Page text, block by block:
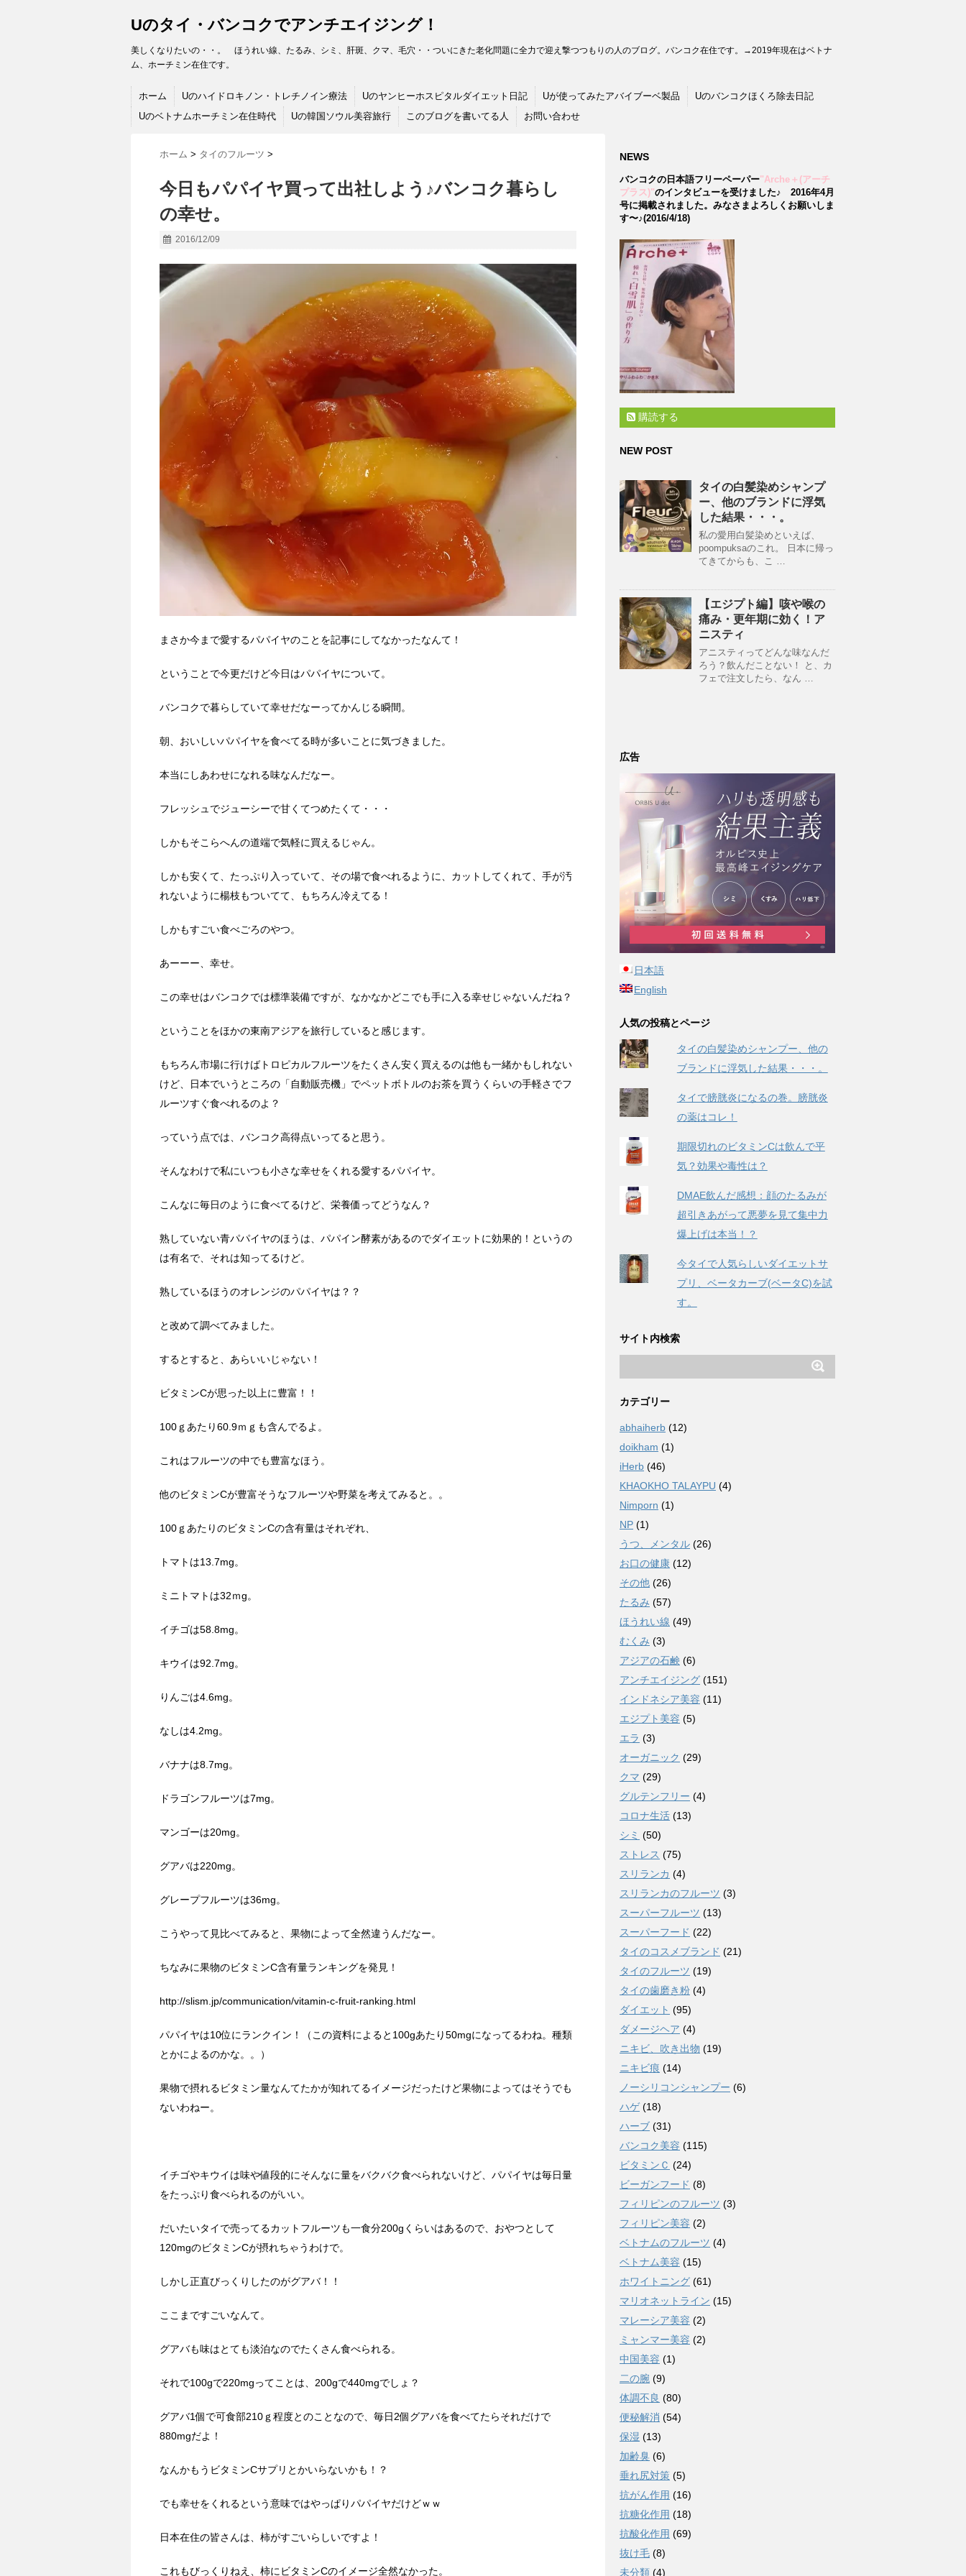
Uのタイ・バンコクでアンチエイジング！
美しくなりたいの・・。 ほうれい線、たるみ、シミ、肝斑、クマ、毛穴・・ついにきた老化問題に全力で迎え撃つつもりの人のブログ。バンコク在住です。→2019年現在はベトナ
ム、ホーチミン在住です。
ホーム Uのハイドロキノン・トレチノイン療法 Uのヤンヒーホスピタルダイエット日記 Uが使ってみたアバイブーベ製品
Uのバンコクほくろ除去日記
Uのベトナムホーチミン在住時代
Uの韓国ソウル美容旅行 このブログを書いてる人 お問い合わせ
ホーム > タイのフルーツ >
今日もパパイヤ買って出社しよう♪バンコク暮らし
の幸せ。
2016/12/09
まさか今まで愛するパパイヤのことを記事にしてなかったなんて！
ということで今更だけど今日はパパイヤについて。
バンコクで暮らしていて幸せだなーってかんじる瞬間。
朝、おいしいパパイヤを食べてる時が多いことに気づきました。
本当にしあわせになれる味なんだなー。
フレッシュでジューシーで甘くてつめたくて・・・
しかもそこらへんの道端で気軽に買えるじゃん。
しかも安くて、たっぷり入っていて、その場で食べれるように、カットしてくれて、手が汚
れないように楊枝もついてて、もちろん冷えてる！
しかもすごい食べごろのやつ。
あーーー、幸せ。
この幸せはバンコクでは標準装備ですが、なかなかどこでも手に入る幸せじゃないんだね？
ということをほかの東南アジアを旅行していると感じます。
もちろん市場に行けばトロピカルフルーツをたくさん安く買えるのは他も一緒かもしれない
けど、日本でいうところの「自動販売機」でペットボトルのお茶を買うくらいの手軽さでフ
ルーツすぐ食べれるのよ？
っていう点では、バンコク高得点いってると思う。
そんなわけで私にいつも小さな幸せをくれる愛するパパイヤ。
こんなに毎日のように食べてるけど、栄養価ってどうなん？
熟していない青パパイヤのほうは、パパイン酵素があるのでダイエットに効果的！というの
は有名で、それは知ってるけど。
熟しているほうのオレンジのパパイヤは？？
と改めて調べてみました。
するとすると、あらいいじゃない！
ビタミンCが思った以上に豊富！！
100ｇあたり60.9ｍｇも含んでるよ。
これはフルーツの中でも豊富なほう。
他のビタミンCが豊富そうなフルーツや野菜を考えてみると。。
100ｇあたりのビタミンCの含有量はそれぞれ、
トマトは13.7mg。
ミニトマトは32ｍg。
イチゴは58.8mg。
キウイは92.7mg。
りんごは4.6mg。
なしは4.2mg。
バナナは8.7mg。
ドラゴンフルーツは7mg。
マンゴーは20mg。
グアバは220mg。
グレープフルーツは36mg。
こうやって見比べてみると、果物によって全然違うんだなー。
ちなみに果物のビタミンC含有量ランキングを発見！
http://slism.jp/communication/vitamin-c-fruit-ranking.html
パパイヤは10位にランクイン！（この資料によると100gあたり50mgになってるわね。種類
とかによるのかな。。）
果物で摂れるビタミン量なんてたかが知れてるイメージだったけど果物によってはそうでも
ないわねー。
イチゴやキウイは味や値段的にそんなに量をバクバク食べられないけど、パパイヤは毎日量
をたっぷり食べられるのがいい。
だいたいタイで売ってるカットフルーツも一食分200gくらいはあるので、おやつとして
120mgのビタミンCが摂れちゃうわけで。
しかし正直びっくりしたのがグアバ！！
ここまですごいなんて。
グアバも味はとても淡泊なのでたくさん食べられる。
それで100gで220mgってことは、200gで440mgでしょ？
グアバ1個で可食部210ｇ程度とのことなので、毎日2個グアバを食べてたらそれだけで
880mgだよ！
なんかもうビタミンCサプリとかいらないかも！？
でも幸せをくれるという意味ではやっぱりパパイヤだけどｗｗ
日本在住の皆さんは、柿がすごいらしいですよ！
これもびっくりねえ、柿にビタミンCのイメージ全然なかった。
NEWS
バンコクの日本語フリーペーパー"Arche＋(アーチ
プラス)"のインタビューを受けました♪ 2016年4月
号に掲載されました。みなさまよろしくお願いしま
す〜♪(2016/4/18)
購読する
NEW POST
タイの白髪染めシャンプ
ー、他のブランドに浮気
した結果・・・。
私の愛用白髪染めといえば、
poompuksaのこれ。 日本に帰っ
てきてからも、こ …
【エジプト編】咳や喉の
痛み・更年期に効く！ア
ニスティ
アニスティってどんな味なんだ
ろう？飲んだことない！ と、カ
フェで注文したら、なん …
広告
日本語
English
人気の投稿とページ
タイの白髪染めシャンプー、他の
ブランドに浮気した結果・・・。
タイで膀胱炎になるの巻。膀胱炎
の薬はコレ！
期限切れのビタミンCは飲んで平
気？効果や毒性は？
DMAE飲んだ感想：顔のたるみが
超引きあがって悪夢を見て集中力
爆上げは本当！？
今タイで人気らしいダイエットサ
プリ、ベータカーブ(ベータC)を試
す。
サイト内検索
カテゴリー
abhaiherb (12)
doikham (1)
iHerb (46)
KHAOKHO TALAYPU (4)
Nimporn (1)
NP (1)
うつ、メンタル (26)
お口の健康 (12)
その他 (26)
たるみ (57)
ほうれい線 (49)
むくみ (3)
アジアの石鹸 (6)
アンチエイジング (151)
インドネシア美容 (11)
エジプト美容 (5)
エラ (3)
オーガニック (29)
クマ (29)
グルテンフリー (4)
コロナ生活 (13)
シミ (50)
ストレス (75)
スリランカ (4)
スリランカのフルーツ (3)
スーパーフルーツ (13)
スーパーフード (22)
タイのコスメブランド (21)
タイのフルーツ (19)
タイの歯磨き粉 (4)
ダイエット (95)
ダメージヘア (4)
ニキビ、吹き出物 (19)
ニキビ痕 (14)
ノーシリコンシャンプー (6)
ハゲ(18)
ハーブ (31)
バンコク美容 (115)
ビタミンＣ (24)
ビーガンフード (8)
フィリピンのフルーツ (3)
フィリピン美容 (2)
ベトナムのフルーツ (4)
ベトナム美容 (15)
ホワイトニング (61)
マリオネットライン (15)
マレーシア美容 (2)
ミャンマー美容 (2)
中国美容 (1)
二の腕 (9)
体調不良 (80)
便秘解消 (54)
保湿 (13)
加齢臭 (6)
垂れ尻対策 (5)
抗がん作用 (16)
抗糖化作用 (18)
抗酸化作用 (69)
抜け毛 (8)
未分類 (4)